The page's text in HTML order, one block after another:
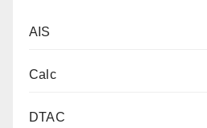
AIS
Calc
DTAC